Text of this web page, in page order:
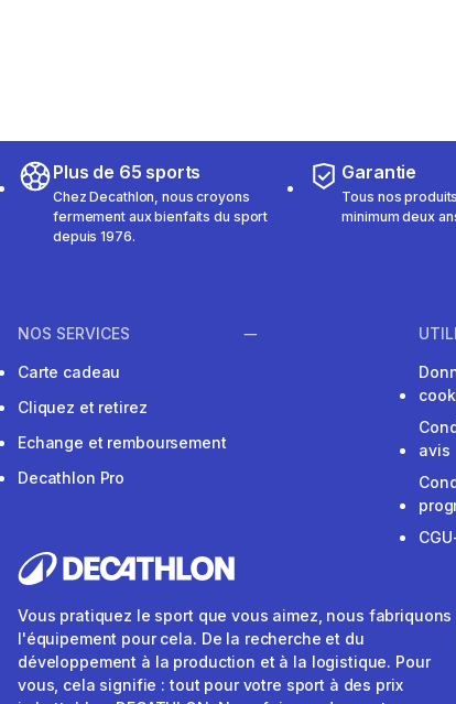
Plus de 65 sports
Chez Decathlon, nous croyons
fermement aux bienfaits du sport
depuis 1976.
Garantie
Tous nos
minimum deux
NOS SERVICES
Carte cadeau
Cliquez et retirez
Echange et remboursement
Decathlon Pro
avis
Vous pratiquez le sport que vous aimez, nous fabriquons
l'équipement pour cela. De la recherche et du
développement à la production et à la logistique. Pour
vous, cela signifie : tout pour votre sport à des prix